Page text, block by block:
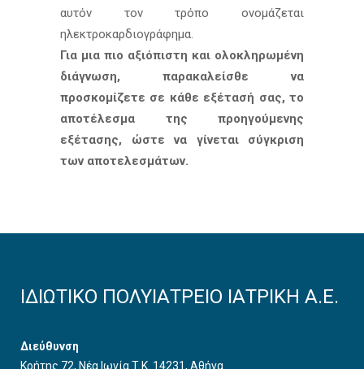
αυτόν τον τρόπο ονομάζεται
ηλεκτροκαρδιογράφημα.
Για μια πιο αξιόπιστη και ολοκληρωμένη
διάγνωση, παρακαλείσθε να
προσκομίζετε σε κάθε εξέτασή σας, το
αποτέλεσμα της προηγούμενης
εξέτασης, ώστε να γίνεται σύγκριση
των αποτελεσμάτων.
ΙΔΙΩΤΙΚΟ ΠΟΛΥΙΑΤΡΕΙΟ ΙΑΤΡΙΚΗ Α.Ε.
Διεύθυνση
Κρήτης 72, Νέα Ιωνία Τ.Κ. 14231, Αθήνα